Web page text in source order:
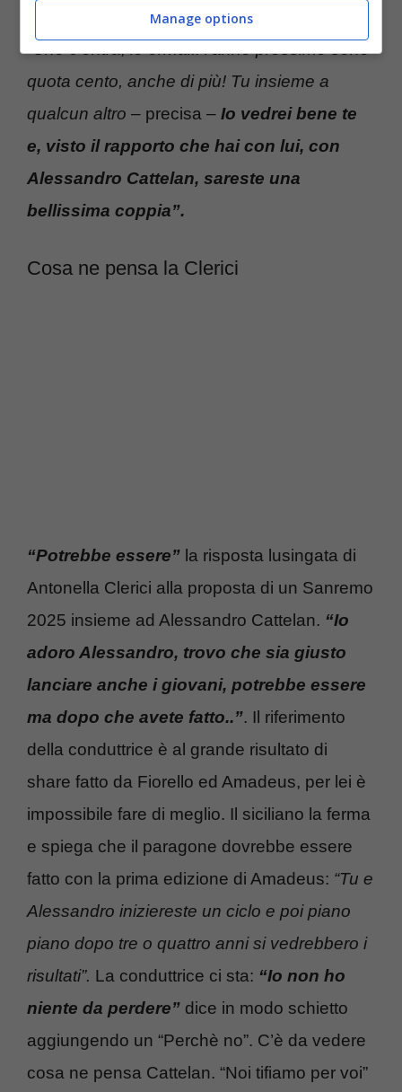
sua personale proposta per il prossimo anno:
“Che c’entra, io ormai.. l’anno prossimo sono
quota cento, anche di più! Tu insieme a
qualcun altro – precisa – Io vedrei bene te
e, visto il rapporto che hai con lui, con
Alessandro Cattelan, sareste una
bellissima coppia”.
Cosa ne pensa la Clerici
“Potrebbe essere” la risposta lusingata di
Antonella Clerici alla proposta di un Sanremo
2025 insieme ad Alessandro Cattelan. “Io
adoro Alessandro, trovo che sia giusto
lanciare anche i giovani, potrebbe essere
ma dopo che avete fatto..”. Il riferimento
della conduttrice è al grande risultato di
share fatto da Fiorello ed Amadeus, per lei è
impossibile fare di meglio. Il siciliano la ferma
e spiega che il paragone dovrebbe essere
fatto con la prima edizione di Amadeus: “Tu e
Alessandro iniziereste un ciclo e poi piano
piano dopo tre o quattro anni si vedrebbero i
risultati”. La conduttrice ci sta: “Io non ho
niente da perdere” dice in modo schietto
aggiungendo un “Perchè no”. C’è da vedere
cosa ne pensa Cattelan. “Noi tifiamo per voi”
Manage options